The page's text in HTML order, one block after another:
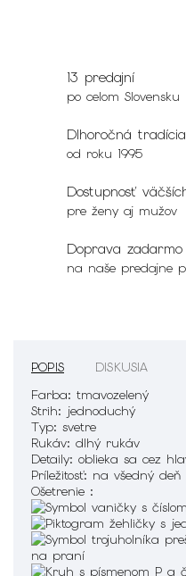
13 predajní
po celom Slovensku
Dlhoročná tradícia
od roku 1995
Dostupnosť
pre ženy aj mužov
Doprava zadarmo
na naše predajne
POPIS
DISKUSIA
Farba: tmavozelený
Strih: jednoduchý
Typ: svetre
Rukáv: dlhý rukáv
Detaily: oblieka sa cez
Príležitosť: na všedný deň
Ošetrenie :